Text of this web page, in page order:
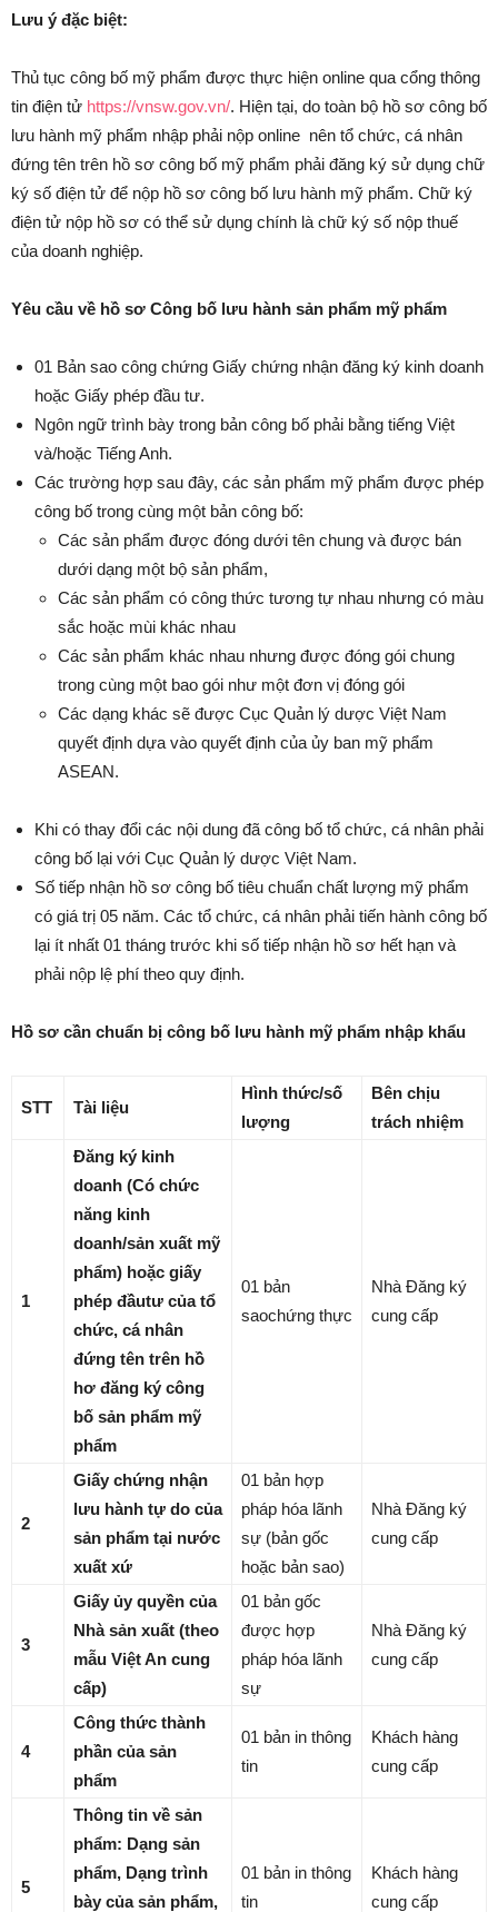
Lưu ý đặc biệt:
Thủ tục công bố mỹ phẩm được thực hiện online qua cổng thông
tin điện tử https://vnsw.gov.vn/. Hiện tại, do toàn bộ hồ sơ công bố
lưu hành mỹ phẩm nhập phải nộp online nên tổ chức, cá nhân
đứng tên trên hồ sơ công bố mỹ phẩm phải đăng ký sử dụng chữ
ký số điện tử để nộp hồ sơ công bố lưu hành mỹ phẩm. Chữ ký
điện tử nộp hồ sơ có thể sử dụng chính là chữ ký số nộp thuế
của doanh nghiệp.
Yêu cầu về hồ sơ Công bố lưu hành sản phẩm mỹ phẩm
01 Bản sao công chứng Giấy chứng nhận đăng ký kinh doanh
hoặc Giấy phép đầu tư.
Ngôn ngữ trình bày trong bản công bố phải bằng tiếng Việt
và/hoặc Tiếng Anh.
Các trường hợp sau đây, các sản phẩm mỹ phẩm được phép
công bố trong cùng một bản công bố:
Các sản phẩm được đóng dưới tên chung và được bán
dưới dạng một bộ sản phẩm,
Các sản phẩm có công thức tương tự nhau nhưng có màu
sắc hoặc mùi khác nhau
Các sản phẩm khác nhau nhưng được đóng gói chung
trong cùng một bao gói như một đơn vị đóng gói
Các dạng khác sẽ được Cục Quản lý dược Việt Nam
quyết định dựa vào quyết định của ủy ban mỹ phẩm
ASEAN.
Khi có thay đổi các nội dung đã công bố tổ chức, cá nhân phải
công bố lại với Cục Quản lý dược Việt Nam.
Số tiếp nhận hồ sơ công bố tiêu chuẩn chất lượng mỹ phẩm
có giá trị 05 năm. Các tổ chức, cá nhân phải tiến hành công bố
lại ít nhất 01 tháng trước khi số tiếp nhận hồ sơ hết hạn và
phải nộp lệ phí theo quy định.
Hồ sơ cần chuẩn bị công bố lưu hành mỹ phẩm nhập khẩu
STT Tài liệu
Hình thức/số
lượng
Bên chịu
trách nhiệm
1
Đăng ký kinh
doanh (Có chức
năng kinh
doanh/sản xuất mỹ
phẩm) hoặc giấy
phép đầutư của tổ
chức, cá nhân
đứng tên trên hồ
hơ đăng ký công
bố sản phẩm mỹ
phẩm
01 bản
saochứng thực
Nhà Đăng ký
cung cấp
2
Giấy chứng nhận
lưu hành tự do của
sản phẩm tại nước
xuất xứ
01 bản hợp
pháp hóa lãnh
sự (bản gốc
hoặc bản sao)
Nhà Đăng ký
cung cấp
3
Giấy ủy quyền của
Nhà sản xuất (theo
mẫu Việt An cung
cấp)
01 bản gốc
được hợp
pháp hóa lãnh
sự
Nhà Đăng ký
cung cấp
4
Công thức thành
phần của sản
phẩm
01 bản in thông
tin
Khách hàng
cung cấp
5
Thông tin về sản
phẩm: Dạng sản
phẩm, Dạng trình
bày của sản phẩm,
01 bản in thông
tin
Khách hàng
cung cấp